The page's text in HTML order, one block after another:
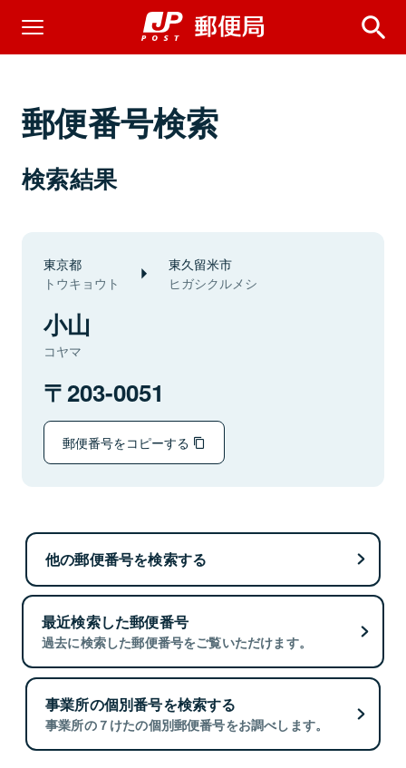
郵便番号検索
検索結果
東京都
トウキョウト
東久留米市
ヒガシクルメシ
小山
コヤマ
203-0051
郵便番号をコピーする
他の郵便番号を検索する
最近検索した郵便番号
過去に検索した郵便番号をご覧いただけます。
事業所の個別番号を検索する
事業所の７けたの個別郵便番号をお調べします。